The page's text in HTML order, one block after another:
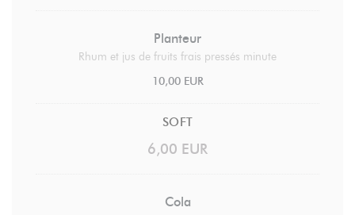
Planteur
Rhum et jus de fruits frais pressés minute
10,00 EUR
SOFT
6,00 EUR
Cola